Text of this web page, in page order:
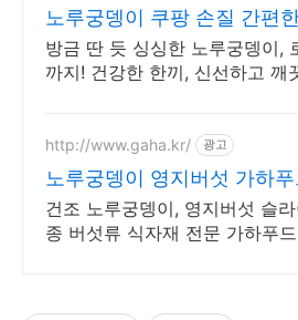
노루궁뎅이 쿠팡 손질 간편
방금 딴 듯 싱싱한 노루궁뎅이,
까지! 건강한 한끼, 신선하고 깨
http://www.gaha.kr/ 광고
노루궁뎅이 영지버섯 가하푸
건조 노루궁뎅이, 영지버섯 슬
종 버섯류 식자재 전문 가하푸드